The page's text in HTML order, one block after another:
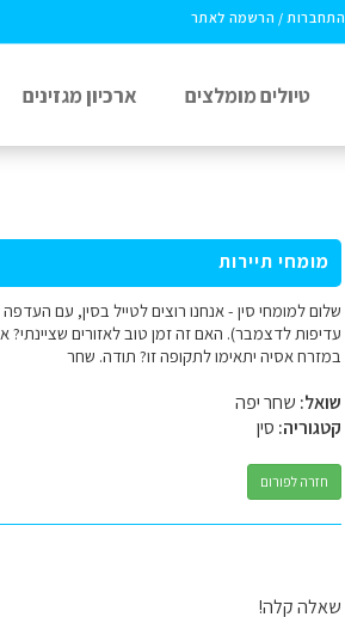
התחברות / הרשמה לאתר
טיולים מומלצים ארכיון מגזינים
מומחי תיירות
עדיפות לדצמבר). האם זה זמן טוב לאזורים שציינתי?
במזרח אסיה יתאימו לתקופה זו? תודה. שחר
שואל: שחר יפה
קטגוריה: סין
חזרה לפורום
שאלה קלה!